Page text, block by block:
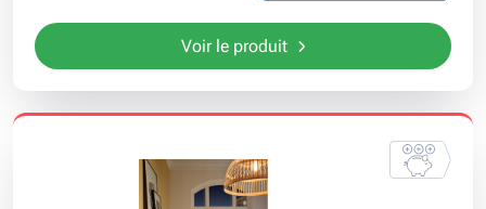
Voir le produit